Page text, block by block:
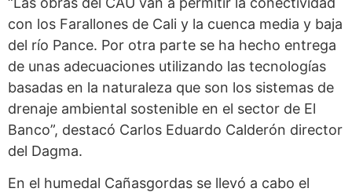
con los Farallones de Cali y la cuenca media y baja
del río Pance. Por otra parte se ha hecho entrega
de unas adecuaciones utilizando las tecnologías
basadas en la naturaleza que son los sistemas de
drenaje ambiental sostenible en el sector de El
Banco”, destacó Carlos Eduardo Calderón director
del Dagma.
En el humedal Cañasgordas se llevó a cabo el